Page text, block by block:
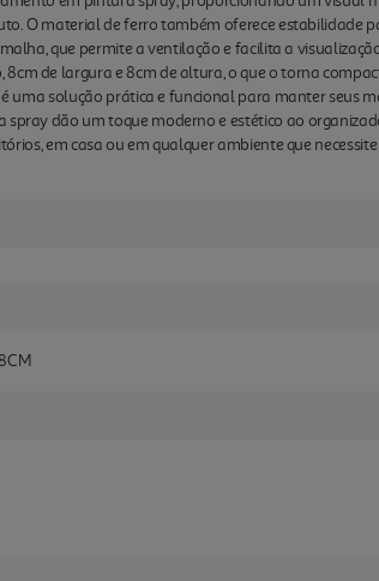
O material de ferro também oferece estabilidade
que permite a ventilação e facilita a
8cm de largura e 8cm de altura, o que o torna
uma solução prática e funcional para manter seus
spray dão um toque moderno e estético ao
em casa ou em qualquer ambiente que